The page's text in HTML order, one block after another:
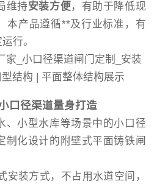
维持安装方便 ，有助于降低现
本产品遵循**及行业标准，有
行。
口径渠道量身打造
、小型水库等场景中的小口径
制化设计的附壁式平面铸铁闸
安装方式，不占用水道空间，